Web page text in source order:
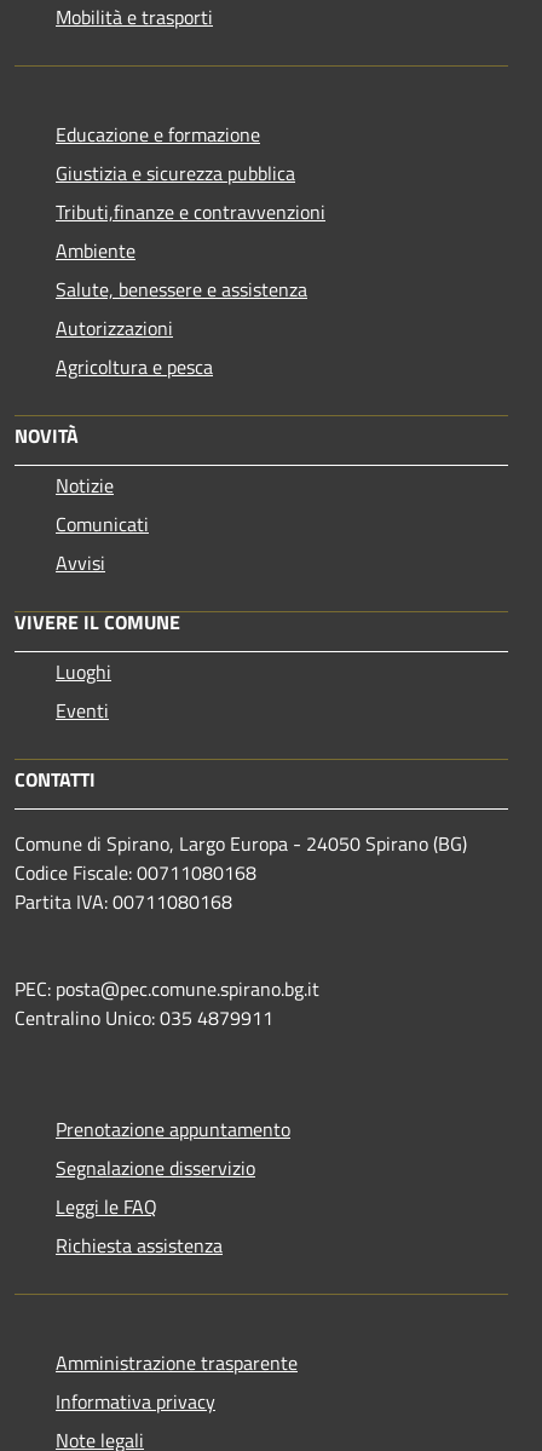
Mobilità e trasporti
Educazione e formazione
Giustizia e sicurezza pubblica
Tributi,finanze e contravvenzioni
Ambiente
Salute, benessere e assistenza
Autorizzazioni
Agricoltura e pesca
NOVITÀ
Notizie
Comunicati
Avvisi
VIVERE IL COMUNE
Luoghi
Eventi
CONTATTI
Comune di Spirano, Largo Europa - 24050 Spirano (BG)
Codice Fiscale: 00711080168
Partita IVA: 00711080168
PEC: posta@pec.comune.spirano.bg.it
Centralino Unico: 035 4879911
Prenotazione appuntamento
Segnalazione disservizio
Leggi le FAQ
Richiesta assistenza
Amministrazione trasparente
Informativa privacy
Note legali